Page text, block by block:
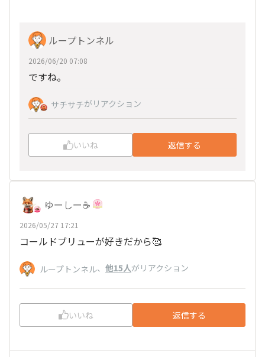
ループトンネル
2026/06/20 07:08
ですね。
サチサチがリアクション
いいね 返信する
ゆーしー☕️
2026/05/27 17:21
コールドブリューが好きだから🥰
ループトンネル、 他15人がリアクション
いいね 返信する